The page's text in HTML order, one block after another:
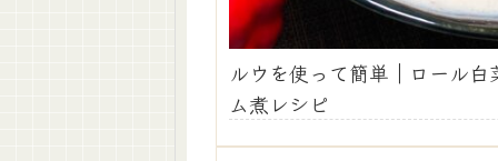
ルウを使って簡単｜ロール白
ム煮レシピ